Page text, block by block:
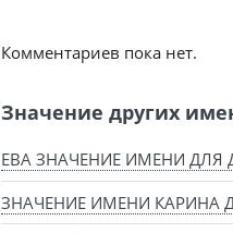
Комментариев пока нет.
Значение других
ЕВА ЗНАЧЕНИЕ ИМЕНИ ДЛЯ
ЗНАЧЕНИЕ ИМЕНИ КАРИНА